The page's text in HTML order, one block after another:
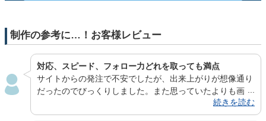
制作の参考に…！お客様レビュー
対応、スピード、フォロー力どれを取っても満点
サイトからの発注で不安でしたが、出来上がりが想像通り
だったのでびっくりしました。また思っていたよりも画
質・発色がよく、人物写真でも十分なクオリティが出せそ
うだなと感じました。メール対応も丁寧さ、スピード、フ
続きを読む